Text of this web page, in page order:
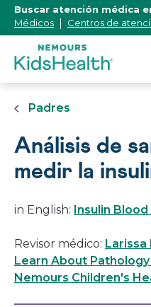
[Skip
Content]
Buscar atención médica
Médicos
Centros de
Padres
Análisis de
medir la
in English: Insulin
Revisor médico: Larissa
Learn About
Nemours Children's